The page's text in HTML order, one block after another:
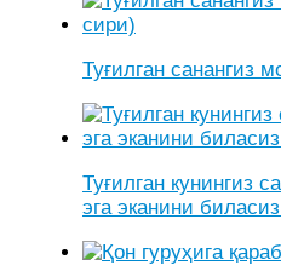
Туғилган санангиз
Туғилган кунингиз
эга эканини